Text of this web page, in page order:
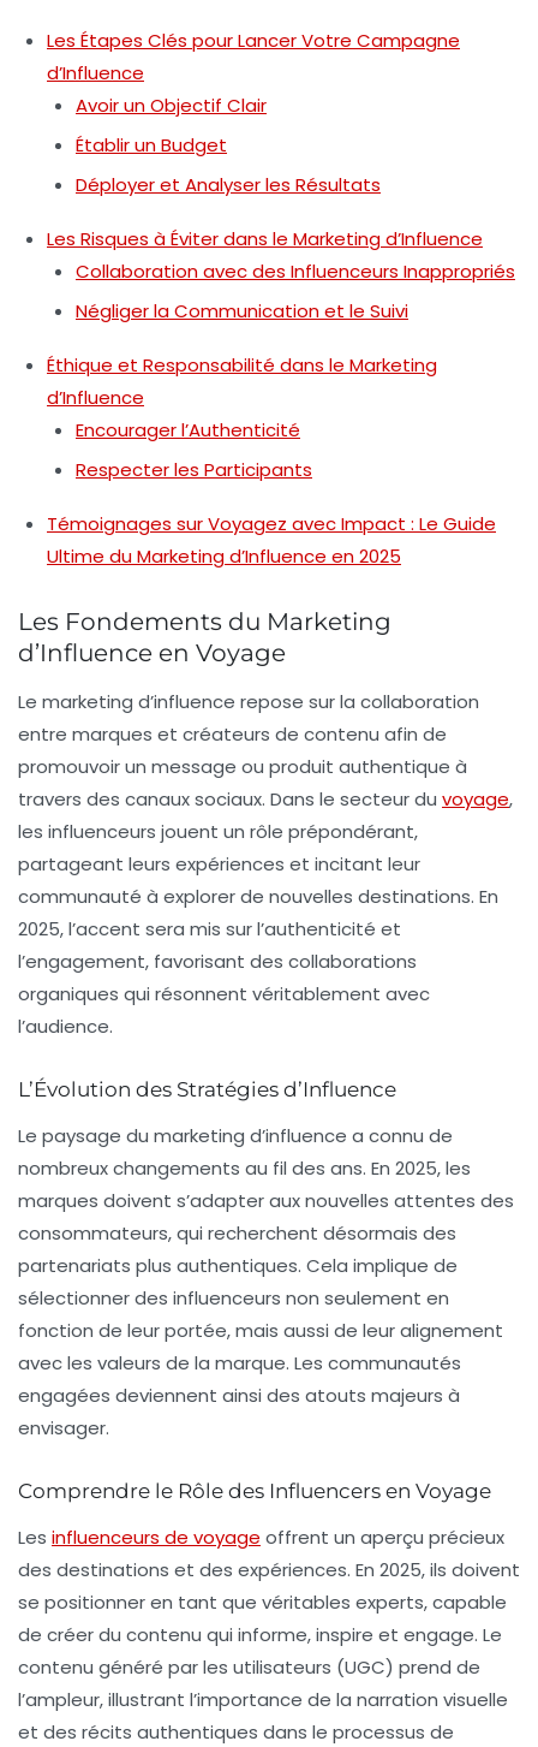
Les Étapes Clés pour Lancer Votre Campagne
d’Influence
Avoir un Objectif Clair
Établir un Budget
Déployer et Analyser les Résultats
Les Risques à Éviter dans le Marketing d’Influence
Collaboration avec des Influenceurs Inappropriés
Négliger la Communication et le Suivi
Éthique et Responsabilité dans le Marketing
d’Influence
Encourager l’Authenticité
Respecter les Participants
Témoignages sur Voyagez avec Impact : Le Guide
Ultime du Marketing d’Influence en 2025
Les Fondements du Marketing
d’Influence en Voyage
Le marketing d’influence repose sur la collaboration
entre marques et créateurs de contenu afin de
promouvoir un message ou produit authentique à
travers des canaux sociaux. Dans le secteur du voyage,
les influenceurs jouent un rôle prépondérant,
partageant leurs expériences et incitant leur
communauté à explorer de nouvelles destinations. En
2025, l’accent sera mis sur l’authenticité et
l’engagement, favorisant des collaborations
organiques qui résonnent véritablement avec
l’audience.
L’Évolution des Stratégies d’Influence
Le paysage du marketing d’influence a connu de
nombreux changements au fil des ans. En 2025, les
marques doivent s’adapter aux nouvelles attentes des
consommateurs, qui recherchent désormais des
partenariats plus authentiques. Cela implique de
sélectionner des influenceurs non seulement en
fonction de leur portée, mais aussi de leur alignement
avec les valeurs de la marque. Les communautés
engagées deviennent ainsi des atouts majeurs à
envisager.
Comprendre le Rôle des Influencers en Voyage
Les influenceurs de voyage offrent un aperçu précieux
des destinations et des expériences. En 2025, ils doivent
se positionner en tant que véritables experts, capable
de créer du contenu qui informe, inspire et engage. Le
contenu généré par les utilisateurs (UGC) prend de
l’ampleur, illustrant l’importance de la narration visuelle
et des récits authentiques dans le processus de